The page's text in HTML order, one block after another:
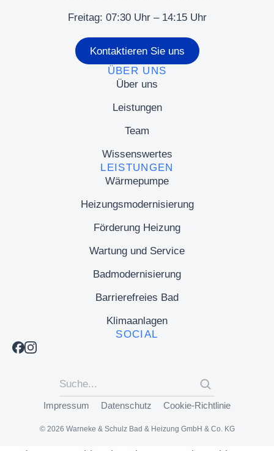
Freitag: 07:30 Uhr – 14:15 Uhr
Kontaktieren Sie uns
ÜBER UNS
Über uns
Leistungen
Team
Wissenswertes
LEISTUNGEN
Wärmepumpe
Heizungsmodernisierung
Förderung Heizung
Wartung und Service
Badmodernisierung
Barrierefreies Bad
Klimaanlagen
SOCIAL
© 2026 Warneke & Schulz Bad & Heizung GmbH & Co. KG
Impressum Datenschutz Cookie-Richtlinie